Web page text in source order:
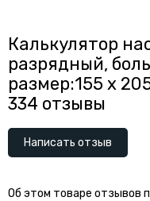
Калькулятор
разрядный,
размер:155 x
334 отзывы
Написать отзыв
Об этом товаре отзывов